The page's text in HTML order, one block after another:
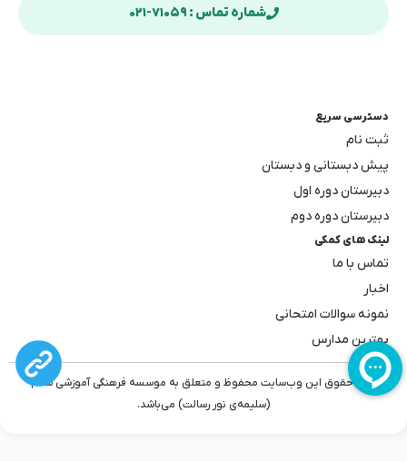
شماره تماس : ۷۱۰۵۹-۰۲۱
دسترسی سریع
ثبت نام
پیش دبستانی و دبستان
دبیرستان دوره اول
دبیرستان دوره دوم
لینک های کمکی
تماس با ما
اخبار
نمونه سوالات امتحانی
بهترین مدارس
کلیه حقوق این وب‌سایت محفوظ و متعلق به موسسه فرهنگی آموزشی سلام
(سلیمه‌ی نور رسالت) می‌باشد.